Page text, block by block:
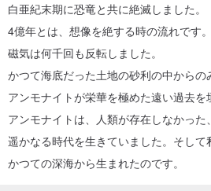
白亜紀末期に恐竜と共に絶滅しました。
4億年とは、想像を絶する時の流れです
磁気は何千回も反転しました。
かつて海底だった土地の砂利の中からの
アンモナイトが栄華を極めた遠い過去を
アンモナイトは、人類が存在しなかった、
遥かなる時代を生きていました。そして
かつての深海から生まれたのです。